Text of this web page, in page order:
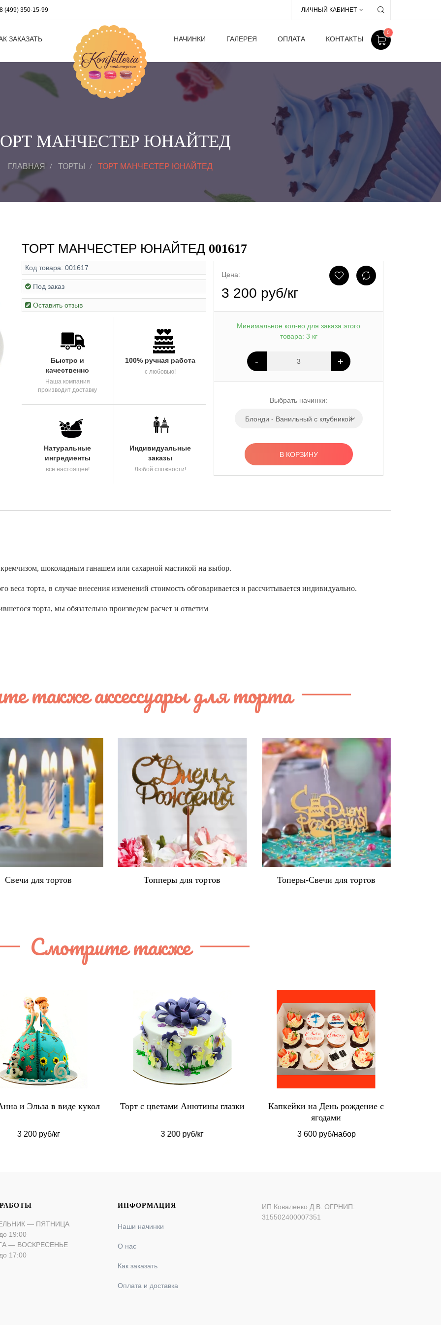
8 (499) 350-15-99 ЛИЧНЫЙ КАБИНЕТ
ЗАКАЗАТЬ НАЧИНКИ ГАЛЕРЕЯ ОПЛАТА КОНТАКТЫ
0
МАНЧЕСТЕР ЮНАЙТЕД
ГЛАВНАЯ ТОРТЫ ТОРТ МАНЧЕСТЕР ЮНАЙТЕД
ТОРТ МАНЧЕСТЕР ЮНАЙТЕД 001617
Код товара: 001617
Под заказ
Оставить отзыв
Быстро и
качественно
Наша компания
производит доставку
100% ручная работа
с любовью!
Натуральные
ингредиенты
всё настоящее!
Индивидуальные
заказы
Любой сложности!
Цена:
3 200 руб/кг
Минимальное кол-во для заказа этого
товара: 3 кг
- +
Выбрать начинки:
Блонди - Ванильный с клубникой
В КОРЗИНУ
шоколадным ганашем или сахарной мастикой на выбор.
торта, в случае внесения изменений стоимость обговаривается и рассчитывается индивидуально.
торта, мы обязательно произведем расчет и ответим
также аксессуары для торта
Свечи для тортов Топперы для тортов Топеры-Свечи для тортов
Смотрите также
и Эльза в виде кукол
3 200 руб/кг
Торт с цветами Анютины глазки
3 200 руб/кг
Капкейки на День рождение с
ягодами
3 600 руб/набор
— ПЯТНИЦА
19:00
— ВОСКРЕСЕНЬЕ
17:00
ИНФОРМАЦИЯ
Наши начинки
О нас
Как заказать
Оплата и доставка
ИП Коваленко Д.В. ОГРНИП:
315502400007351